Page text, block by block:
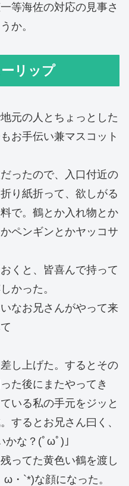
等海佐の対応の見事さ
か。
リップ
元の人とちょっとした
お手伝い兼マスコット
ったので、入口付近の
り紙折って、欲しがる
で。鶴とか入れ物とか
ペンギンとかヤッコサ
くと、皆喜んで持って
かった。
なお兄さんがやって来
し上げた。するとその
た後にまたやってき
いる私の手元をジッと
するとお兄さん曰く、
かな？(ﾟωﾟ)｣
ってた黄色い鶴を渡し
・`*)な顔になった。